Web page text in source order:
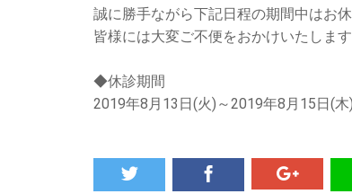
誠に勝手ながら下記日程の期間中はお
皆様には大変ご不便をおかけいたしま
◆休診期間
2019年8月13日(火)～2019年8月15日(木)